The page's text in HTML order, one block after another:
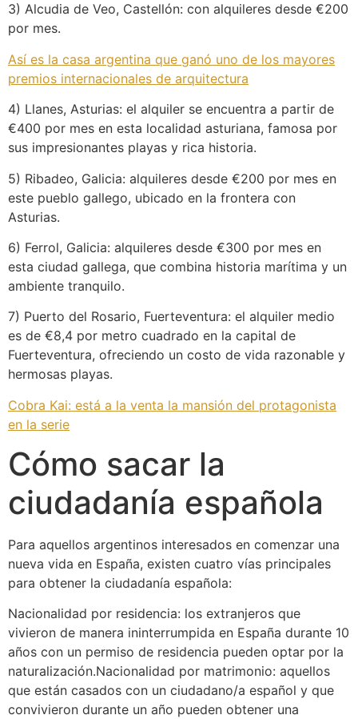
3) Alcudia de Veo, Castellón: con alquileres desde €200
por mes.
Así es la casa argentina que ganó uno de los mayores
premios internacionales de arquitectura
4) Llanes, Asturias: el alquiler se encuentra a partir de
€400 por mes en esta localidad asturiana, famosa por
sus impresionantes playas y rica historia.
5) Ribadeo, Galicia: alquileres desde €200 por mes en
este pueblo gallego, ubicado en la frontera con
Asturias.
6) Ferrol, Galicia: alquileres desde €300 por mes en
esta ciudad gallega, que combina historia marítima y un
ambiente tranquilo.
7) Puerto del Rosario, Fuerteventura: el alquiler medio
es de €8,4 por metro cuadrado en la capital de
Fuerteventura, ofreciendo un costo de vida razonable y
hermosas playas.
Cobra Kai: está a la venta la mansión del protagonista
en la serie
Cómo sacar la
ciudadanía española
Para aquellos argentinos interesados en comenzar una
nueva vida en España, existen cuatro vías principales
para obtener la ciudadanía española:
Nacionalidad por residencia: los extranjeros que
vivieron de manera ininterrumpida en España durante 10
años con un permiso de residencia pueden optar por la
naturalización.Nacionalidad por matrimonio: aquellos
que están casados con un ciudadano/a español y que
convivieron durante un año pueden obtener una